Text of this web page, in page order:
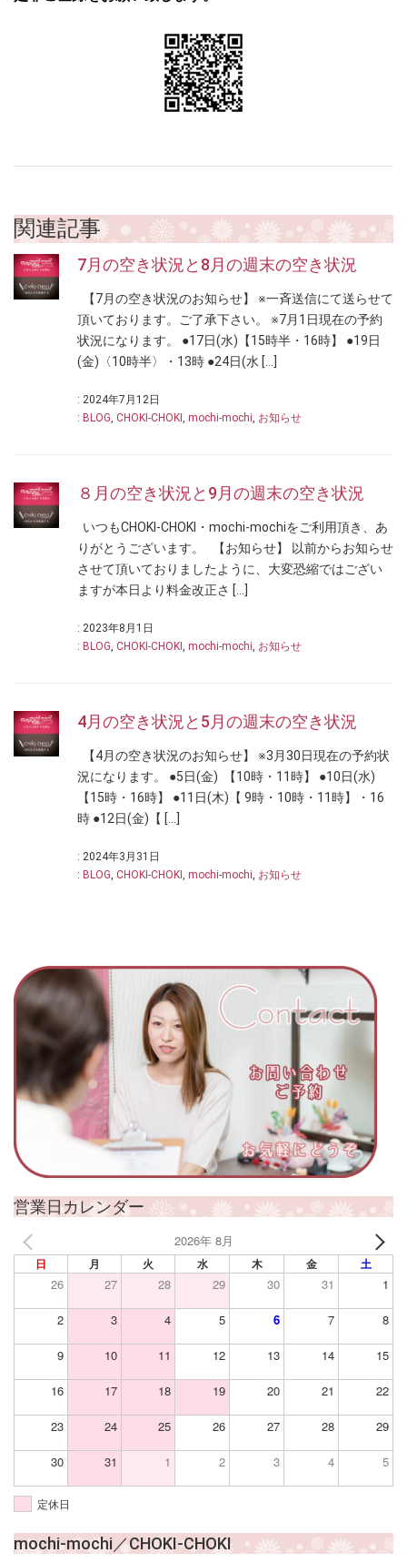
関連記事
7月の空き状況と8月の週末の空き状況
【7月の空き状況のお知らせ】 ※一斉送信にて送らせて
頂いております。ご了承下さい。 ※7月1日現在の予約
状況になります。 ●17日(水)【15時半・16時】 ●19日
(金)〈10時半〉・13時 ●24日(水 […]
: 2024年7月12日
: BLOG CHOKI-CHOKI mochi-mochi お知らせ
８月の空き状況と9月の週末の空き状況
いつもCHOKI-CHOKI・mochi-mochiをご利用頂き、あ
りがとうございます。 【お知らせ】 以前からお知らせ
させて頂いておりましたように、大変恐縮ではござい
ますが本日より料金改正さ […]
: 2023年8月1日
: BLOG CHOKI-CHOKI mochi-mochi お知らせ
4月の空き状況と5月の週末の空き状況
【4月の空き状況のお知らせ】 ※3月30日現在の予約状
況になります。 ●5日(金) 【10時・11時】 ●10日(水)
【15時・16時】 ●11日(木)【 9時・10時・11時】・16
時 ●12日(金)【 […]
: 2024年3月31日
: BLOG CHOKI-CHOKI mochi-mochi お知らせ
営業日カレンダー
2026年 8月
日 月 火 水 木 金 土
26 27 28 29 30 31 1
2 3 4 5 6 7 8
9 10 11 12 13 14 15
16 17 18 19 20 21 22
23 24 25 26 27 28 29
30 31 1 2 3 4 5
定休日
mochi-mochi／CHOKI-CHOKI